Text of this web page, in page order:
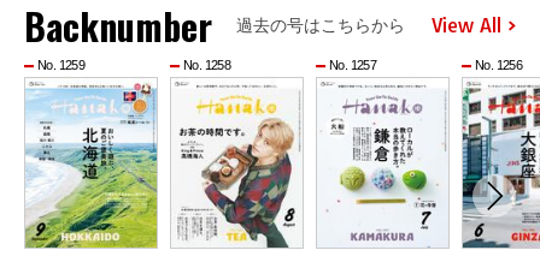
Backnumber 過去の号はこちらから View All
No. 1259 No. 1258 No. 1257 No. 1256